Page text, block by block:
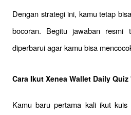
Dengan strategi ini, kamu tetap
bocoran. Begitu jawaban resmi
diperbarui agar kamu bisa
Cara Ikut Xenea Wallet Daily Quiz
Kamu baru pertama kali ikut kuis